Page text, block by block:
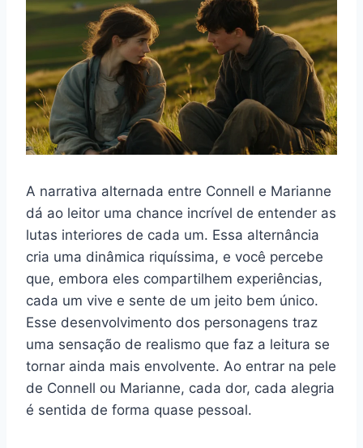
A narrativa alternada entre Connell e Marianne
dá ao leitor uma chance incrível de entender as
lutas interiores de cada um. Essa alternância
cria uma dinâmica riquíssima, e você percebe
que, embora eles compartilhem experiências,
cada um vive e sente de um jeito bem único.
Esse desenvolvimento dos personagens traz
uma sensação de realismo que faz a leitura se
tornar ainda mais envolvente. Ao entrar na pele
de Connell ou Marianne, cada dor, cada alegria
é sentida de forma quase pessoal.